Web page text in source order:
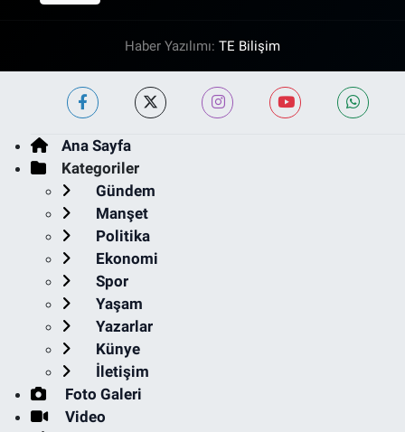
Haber Yazılımı: TE Bilişim
Ana Sayfa
Kategoriler
Gündem
Manşet
Politika
Ekonomi
Spor
Yaşam
Yazarlar
Künye
İletişim
Foto Galeri
Video